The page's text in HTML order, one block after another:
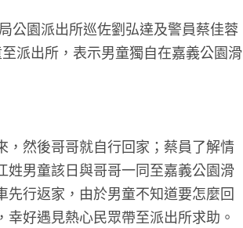
公園派出所巡佐劉弘達及警員蔡佳蓉
派出所，表示男童獨自在嘉義公園滑
，然後哥哥就自行回家；蔡員了解情
姓男童該日與哥哥一同至嘉義公園滑
行返家，由於男童不知道要怎麼回
好遇見熱心民眾帶至派出所求助。